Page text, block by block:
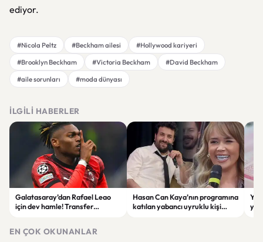
ediyor.
#Nicola Peltz #Beckham ailesi
#Hollywood kariyeri
#Brooklyn Beckham
#Victoria Beckham
#David Beckham
#aile sorunları
#moda dünyası
İLGILI HABERLER
Galatasaray’dan Rafael Leao
için dev hamle! Transfer
Hasan Can Kaya’nın programına
katılan yabancı uyruklu kişi
EN ÇOK OKUNANLAR